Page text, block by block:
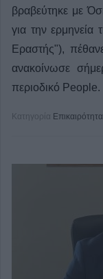
βραβεύτηκε με
για την ερμηνεία
Εραστής"),
ανακοίνωσε
περιοδικό People.
Κατηγορία Επικαιρότητα